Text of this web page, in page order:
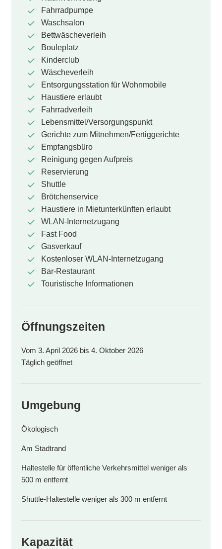
Fahrradpumpe
Waschsalon
Bettwäscheverleih
Bouleplatz
Kinderclub
Wäscheverleih
Entsorgungsstation für Wohnmobile
Haustiere erlaubt
Fahrradverleih
Lebensmittel/Versorgungspunkt
Gerichte zum Mitnehmen/Fertiggerichte
Empfangsbüro
Reinigung gegen Aufpreis
Reservierung
Shuttle
Brötchenservice
Haustiere in Mietunterkünften erlaubt
WLAN-Internetzugang
Fast Food
Gasverkauf
Kostenloser WLAN-Internetzugang
Bar-Restaurant
Touristische Informationen
Öffnungszeiten
Vom 3. April 2026 bis 4. Oktober 2026
Täglich geöffnet
Umgebung
Ökologisch
Am Stadtrand
Haltestelle für öffentliche Verkehrsmittel weniger als
500 m entfernt
Shuttle-Haltestelle weniger als 300 m entfernt
Kapazität